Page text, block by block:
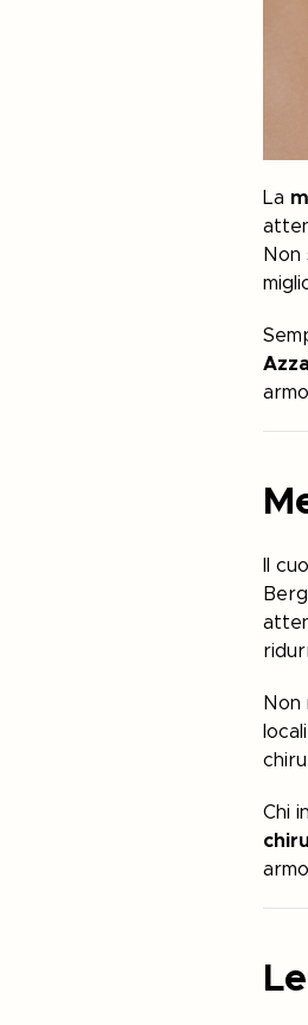
La
Non
Il
Non
Chi